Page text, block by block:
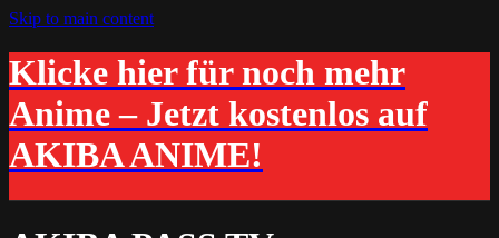
Skip to main content
Klicke hier für noch mehr
Anime – Jetzt kostenlos auf
AKIBA ANIME!